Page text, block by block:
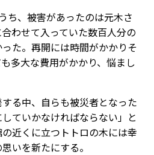
ち、被害があったのは元木さ
わせて入っていた数百人分の
た。再開には時間がかかりそ
多大な費用がかかり、悩まし
る中、自らも被災者となった
ていかなければならない」と
近くに立つトトロの木には幸
いを新たにする。